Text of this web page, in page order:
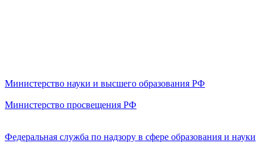
Министерство науки и высшего образования РФ
Министерство просвещения РФ
Федеральная служба по надзору в сфере образования и науки